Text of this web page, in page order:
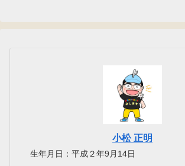
小松 正明
生年月日：平成２年9月14日